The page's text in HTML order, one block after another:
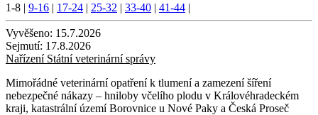
1-8 | 9-16 | 17-24 | 25-32 | 33-40 | 41-44 |
Vyvěšeno: 15.7.2026
Sejmutí: 17.8.2026
Nařízení Státní veterinární správy
Mimořádné veterinární opatření k tlumení a zamezení šíření
nebezpečné nákazy – hniloby včelího plodu v Královéhradeckém
kraji, katastrální území Borovnice u Nové Paky a Česká Proseč